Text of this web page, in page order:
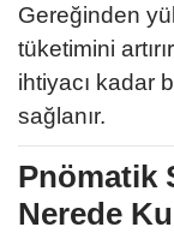
Gereğinden
tüketimini
ihtiyacı kadar
sağlanır.
Pnömatik
Nerede